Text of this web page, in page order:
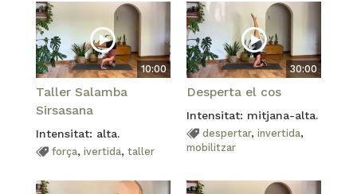
10:00
Taller Salamba
Sirsasana
Intensitat: alta.
força, ivertida, taller
30:00
Desperta el cos
Intensitat: mitjana-alta.
despertar, invertida,
mobilitzar